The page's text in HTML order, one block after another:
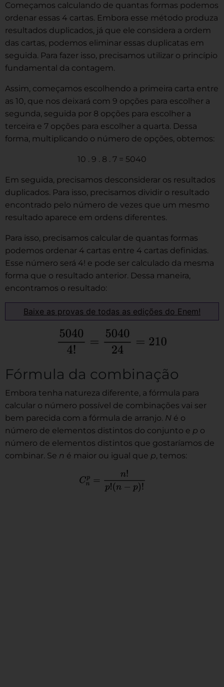
Começamos calculando de quantas formas podemos
ordenar essas 4 cartas. Embora esse método produza
resultados duplicados, já que ele considera a ordem
das cartas, podemos eliminar essas duplicatas em
seguida. Para fazer isso, precisamos utilizar o princípio
fundamental da contagem.
Assim, começamos escolhendo a primeira carta entre
as 10, que nos deixará com 9 opções para escolher a
segunda, seguida por 8 opções para escolher a
terceira e 7 opções para escolher a quarta. Dessa
forma, multiplicando o número de opções, obtemos:
10 . 9 . 8 . 7 = 5040
Em seguida, precisamos desconsiderar os resultados
duplicados. Para isso, precisamos dividir o resultado
encontrado pelo número de vezes que um mesmo
resultado aparece em ordens diferentes.
Para isso, precisamos calcular de quantas formas
podemos ordenar 4 cartas entre 4 cartas definidas.
Esse número será 4! e pode ser calculado da mesma
forma que o resultado anterior. Dessa maneira,
encontramos o resultado:
Baixe as provas de todas as edições do Enem!
Fórmula da combinação
Embora tenha natureza diferente, a fórmula para
calcular o número possível de combinações vai ser
bem parecida com a fórmula de arranjo. N é o
número de elementos distintos do conjunto e p o
número de elementos distintos que gostaríamos de
combinar. Se n é maior ou igual que p, temos: